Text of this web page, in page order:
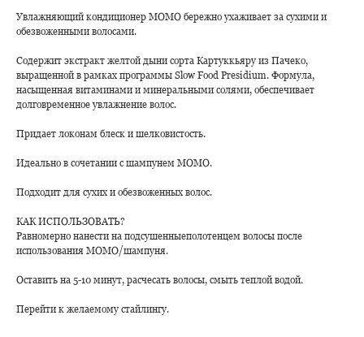
Увлажняющий кондиционер MOMO бережно ухаживает за сухими и
обезвоженными волосами.
Содержит экстракт желтой дыни сорта Картуккьяру из Пачеко,
выращенной в рамках программы Slow Food Presidium. Формула,
насыщенная витаминами и минеральными солями, обеспечивает
долговременное увлажнение волос.
Придает локонам блеск и шелковистость.
Идеально в сочетании с шампунем MOMO.
Подходит для сухих и обезвоженных волос.
КАК ИСПОЛЬЗОВАТЬ?
Равномерно нанести на подсушенныеполотенцем волосы после
использования MOMO/шампуня.
Оставить на 5-10 минут, расчесать волосы, смыть теплой водой.
Перейти к желаемому стайлингу.